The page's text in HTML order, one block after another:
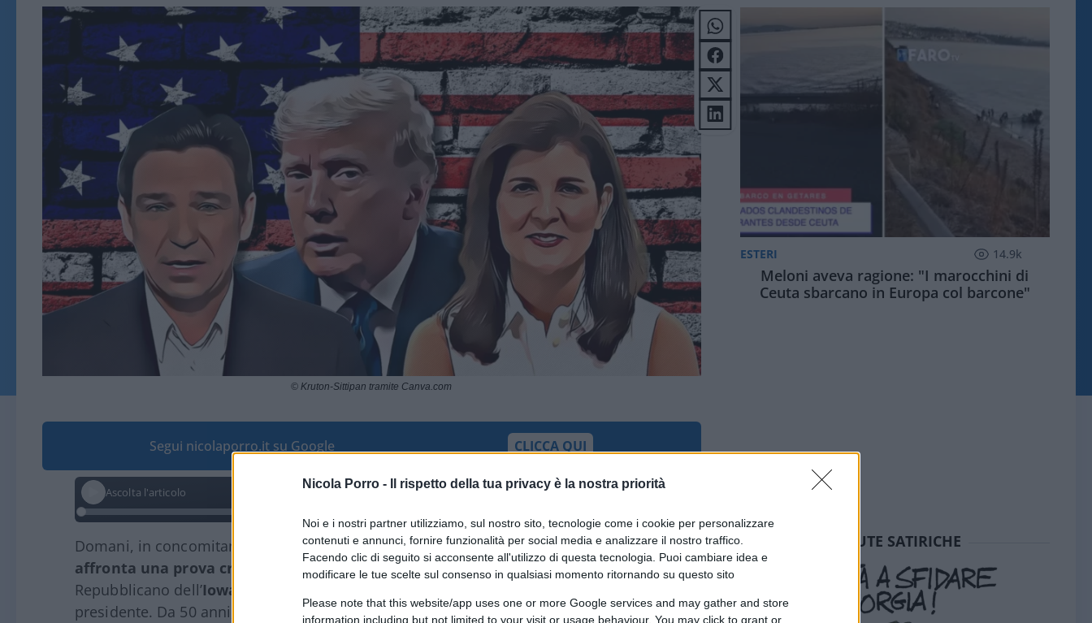
Nicola Porro - Il rispetto della tua privacy è la nostra priorità
Noi e i nostri partner utilizziamo, sul nostro sito, tecnologie come i cookie per personalizzare
contenuti e annunci, fornire funzionalità per social media e analizzare il nostro traffico.
Facendo clic di seguito si acconsente all'utilizzo di questa tecnologia. Puoi cambiare idea e
modificare le tue scelte sul consenso in qualsiasi momento ritornando su questo sito
Please note that this website/app uses one or more Google services and may gather and store
information including but not limited to your visit or usage behaviour. You may click to grant or
© Kruton-Sittipan tramite Canva.com
Segui nicolaporro.it su Google CLICCA QUI
Ascolta l'articolo
Domani, in concomitanza con il Martin Luther King Day,la politica americana
affronta una prova cruciale
. A partire dalle 7 (ora locale), gli iscritti al partito
Repubblicano dell’Iowa
presidente. Da 50 anni, questo stato che pochi europei sarebbero in grado di
ESTERI 14.9k
Meloni aveva ragione: "I marocchini di
Ceuta sbarcano in Europa col barcone"
SEDUTE SATIRICHE